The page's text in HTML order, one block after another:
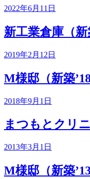
2022年6月11日
新工業倉庫（新
2019年2月12日
M様邸（新築
2018年9月1日
まつもとクリ
2013年3月1日
M様邸（新築